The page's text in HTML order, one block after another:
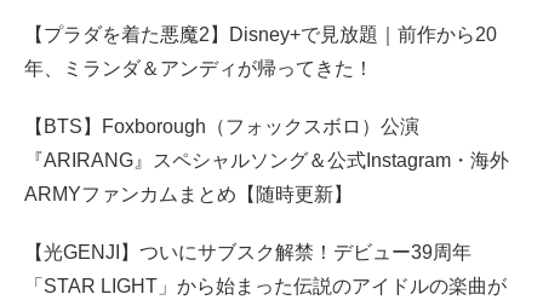
【プラダを着た悪魔2】Disney+で見放題｜前作から20
年、ミランダ＆アンディが帰ってきた！
【BTS】Foxborough（フォックスボロ）公演
『ARIRANG』スペシャルソング＆公式Instagram・海外
ARMYファンカムまとめ【随時更新】
【光GENJI】ついにサブスク解禁！デビュー39周年
「STAR LIGHT」から始まった伝説のアイドルの楽曲が